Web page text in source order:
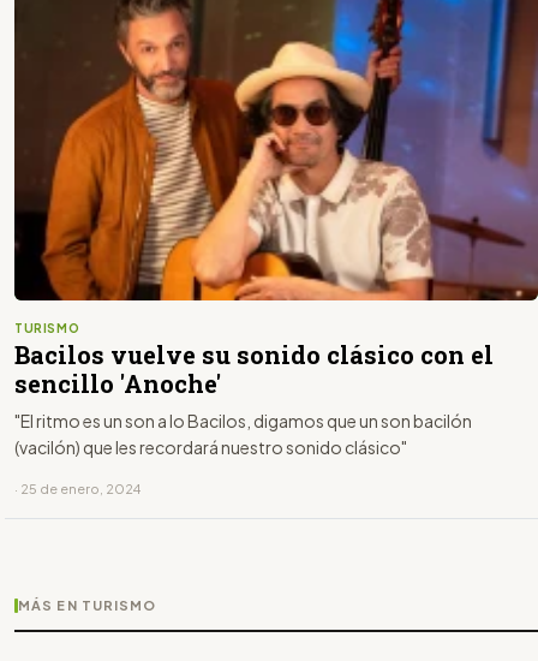
TURISMO
Bacilos vuelve su sonido clásico con el
sencillo 'Anoche'
"El ritmo es un son a lo Bacilos, digamos que un son bacilón
(vacilón) que les recordará nuestro sonido clásico"
· 25 de enero, 2024
MÁS EN TURISMO